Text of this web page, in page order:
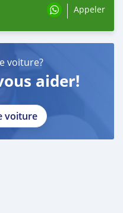
Appeler
voiture?
aider!
voiture